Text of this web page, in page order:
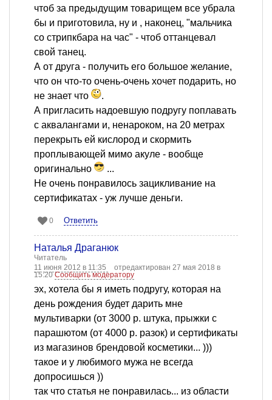
чтоб за предыдущим товарищем все убрала
бы и приготовила, ну и , наконец, "мальчика
со стрипкбара на час" - чтоб оттанцевал
свой танец.
А от друга - получить его большое желание,
что он что-то очень-очень хочет подарить, но
не знает что
.
А пригласить надоевшую подругу поплавать
с аквалангами и, ненароком, на 20 метрах
перекрыть ей кислород и скормить
проплывающей мимо акуле - вообще
оригинально
...
Не очень понравилось зацикливание на
сертификатах - уж лучше деньги.
0 Ответить
Наталья Драганюк
Читатель
11 июня 2012 в 11:35
отредактирован 27 мая 2018 в
15:20Сообщить модератору
эх, хотела бы я иметь подругу, которая на
день рождения будет дарить мне
мультиварки (от 3000 р. штука, прыжки с
парашютом (от 4000 р. разок) и сертификаты
из магазинов брендовой косметики... )))
такое и у любимого мужа не всегда
допросишься ))
так что статья не понравилась... из области